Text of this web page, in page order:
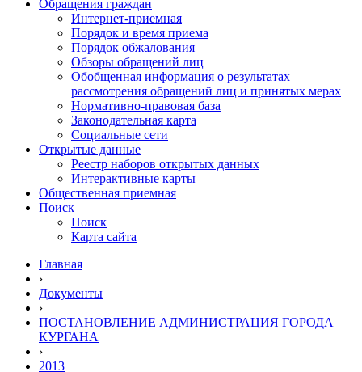
Обращения граждан
Интернет-приемная
Порядок и время приема
Порядок обжалования
Обзоры обращений лиц
Обобщенная информация о результатах
рассмотрения обращений лиц и принятых мерах
Нормативно-правовая база
Законодательная карта
Социальные сети
Открытые данные
Реестр наборов открытых данных
Интерактивные карты
Общественная приемная
Поиск
Поиск
Карта сайта
Главная
›
Документы
›
ПОСТАНОВЛЕНИЕ АДМИНИСТРАЦИЯ ГОРОДА
КУРГАНА
›
2013